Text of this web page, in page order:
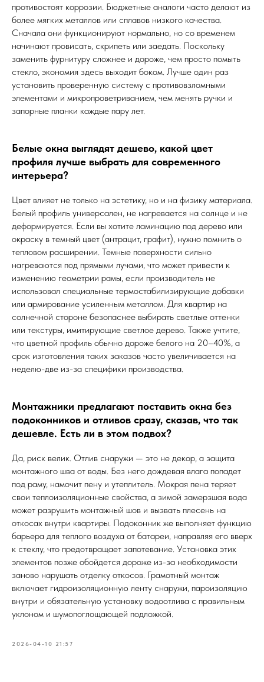
противостоят коррозии. Бюджетные аналоги часто делают из
более мягких металлов или сплавов низкого качества.
Сначала они функционируют нормально, но со временем
начинают провисать, скрипеть или заедать. Поскольку
заменить фурнитуру сложнее и дороже, чем просто помыть
стекло, экономия здесь выходит боком. Лучше один раз
установить проверенную систему с противовзломными
элементами и микропроветриванием, чем менять ручки и
запорные планки каждые пару лет.
Белые окна выглядят дешево, какой цвет
профиля лучше выбрать для современного
интерьера?
Цвет влияет не только на эстетику, но и на физику материала.
Белый профиль универсален, не нагревается на солнце и не
деформируется. Если вы хотите ламинацию под дерево или
окраску в темный цвет (антрацит, графит), нужно помнить о
тепловом расширении. Темные поверхности сильно
нагреваются под прямыми лучами, что может привести к
изменению геометрии рамы, если производитель не
использовал специальные термостабилизирующие добавки
или армирование усиленным металлом. Для квартир на
солнечной стороне безопаснее выбирать светлые оттенки
или текстуры, имитирующие светлое дерево. Также учтите,
что цветной профиль обычно дороже белого на 20–40%, а
срок изготовления таких заказов часто увеличивается на
неделю-две из-за специфики производства.
Монтажники предлагают поставить окна без
подоконников и отливов сразу, сказав, что так
дешевле. Есть ли в этом подвох?
Да, риск велик. Отлив снаружи — это не декор, а защита
монтажного шва от воды. Без него дождевая влага попадет
под раму, намочит пену и утеплитель. Мокрая пена теряет
свои теплоизоляционные свойства, а зимой замерзшая вода
может разрушить монтажный шов и вызвать плесень на
откосах внутри квартиры. Подоконник же выполняет функцию
барьера для теплого воздуха от батареи, направляя его вверх
к стеклу, что предотвращает запотевание. Установка этих
элементов позже обойдется дороже из-за необходимости
заново нарушать отделку откосов. Грамотный монтаж
включает гидроизоляционную ленту снаружи, пароизоляцию
внутри и обязательную установку водоотлива с правильным
уклоном и шумопоглощающей подложкой.
2026-04-10 21:57